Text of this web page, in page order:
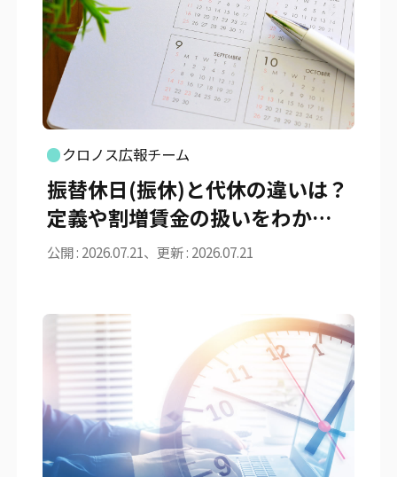
クロノス広報チーム
振替休日(振休)と代休の違いは？
定義や割増賃金の扱いをわかり
やすく解説
公開 : 2026.07.21、更新 : 2026.07.21